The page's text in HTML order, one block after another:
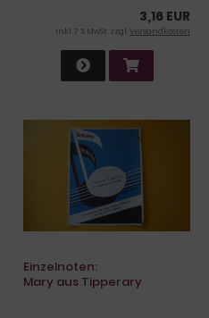
3,16 EUR
inkl. 7 % MwSt. zzgl.Versandkosten
Einzelnoten:
Mary aus Tipperary